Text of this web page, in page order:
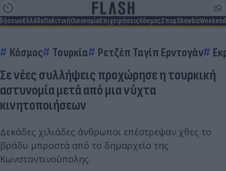
ΕλλάδαΠολιτικήΟικονομίαΕπιχειρήσειςΚόσμοςΣπορShowbizWeekend
Κόσμος Τουρκία Ρετζέπ Ταγίπ Ερντογάν
Σε νέες συλλήψεις προχώρησε η τουρκική
αστυνομία μετά από μια νύχτα
κινητοποιήσεων
Δεκάδες χιλιάδες άνθρωποι επέστρεψαν χθες το
βράδυ μπροστά από το δημαρχείο της
Κωνσταντινούπολης.